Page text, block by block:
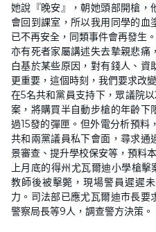
她說『晚安』，朝她頭部開槍，
會回到課室，所以我用同學的血
已不再安全，同類事件會再發生。
亦有死者家屬講述失去摯親悲痛
白基於某些原因，對有錢人、
更重要，這個時刻，我們要求改變
在5名共和黨員支持下，眾議院
案，將購買半自動步槍的年齡下
過15發的彈匣。但外電分析預料
共和兩黨議員私下會面，尋求通
景審查、提升學校保安等，預料
上月底的得州尤瓦爾迪小學槍
教師後被擊斃，現場警員遲遲
力。司法部已應尤瓦爾迪市長要
警察局長等9人，調查警方決策。